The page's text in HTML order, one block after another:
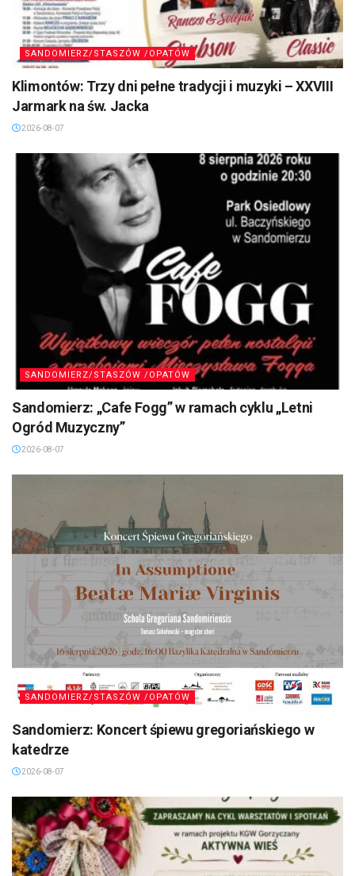
SANDOMIERZ/STASZÓW /OPATÓW
Klimontów: Trzy dni pełne tradycji i muzyki – XXVIII
Jarmark na św. Jacka
2026-08-07
SANDOMIERZ/STASZÓW /OPATÓW
Sandomierz: „Cafe Fogg” w ramach cyklu „Letni
Ogród Muzyczny”
2026-08-07
SANDOMIERZ/STASZÓW /OPATÓW
Sandomierz: Koncert śpiewu gregoriańskiego w
katedrze
2026-08-07